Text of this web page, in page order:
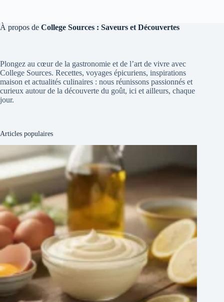
À propos de College Sources : Saveurs et Découvertes
Plongez au cœur de la gastronomie et de l’art de vivre avec
College Sources. Recettes, voyages épicuriens, inspirations
maison et actualités culinaires : nous réunissons passionnés et
curieux autour de la découverte du goût, ici et ailleurs, chaque
jour.
Articles populaires